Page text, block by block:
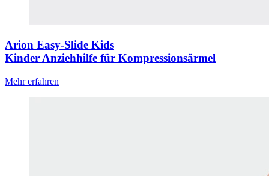
Arion Easy-Slide Kids
Kinder Anziehhilfe für Kompressionsärmel
Mehr erfahren